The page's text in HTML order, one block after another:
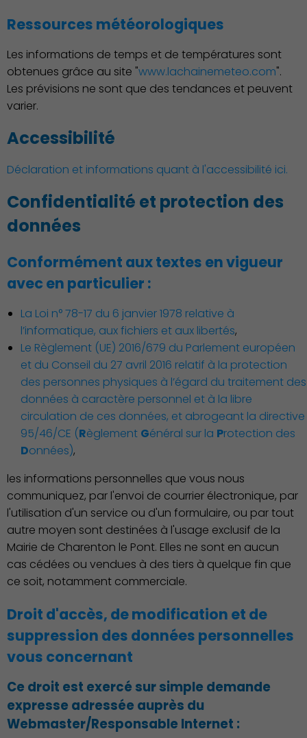
Famille
Action Sociale Solidarité
Ressources météorologiques
Les informations de temps et de températures sont
obtenues grâce au site "www.lachainemeteo.com".
Les prévisions ne sont que des tendances et peuvent
varier.
Accessibilité
Déclaration et informations quant à l'accessibilité ici.
Confidentialité et protection des
données
Conformément aux textes en vigueur
avec en particulier :
La Loi n° 78-17 du 6 janvier 1978 relative à
l’informatique, aux fichiers et aux libertés,
Le Règlement (UE) 2016/679 du Parlement européen
et du Conseil du 27 avril 2016 relatif à la protection
des personnes physiques à l’égard du traitement des
données à caractère personnel et à la libre
circulation de ces données, et abrogeant la directive
95/46/CE (Règlement Général sur la Protection des
Données),
les informations personnelles que vous nous
communiquez, par l'envoi de courrier électronique, par
l'utilisation d'un service ou d'un formulaire, ou par tout
autre moyen sont destinées à l'usage exclusif de la
Mairie de Charenton le Pont. Elles ne sont en aucun
cas cédées ou vendues à des tiers à quelque fin que
ce soit, notamment commerciale.
Droit d'accès, de modification et de
suppression des données personnelles
vous concernant
Ce droit est exercé sur simple demande
expresse adressée auprès du
Webmaster/Responsable Internet :